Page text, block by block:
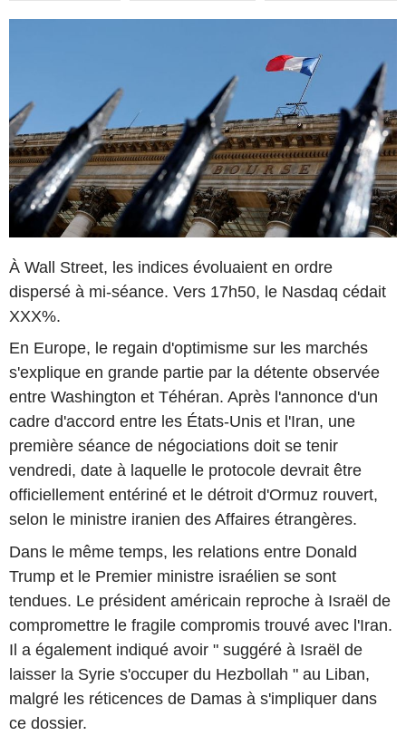
À Wall Street, les indices évoluaient en ordre
dispersé à mi-séance. Vers 17h50, le Nasdaq cédait
XXX%.
En Europe, le regain d'optimisme sur les marchés
s'explique en grande partie par la détente observée
entre Washington et Téhéran. Après l'annonce d'un
cadre d'accord entre les États-Unis et l'Iran, une
première séance de négociations doit se tenir
vendredi, date à laquelle le protocole devrait être
officiellement entériné et le détroit d'Ormuz rouvert,
selon le ministre iranien des Affaires étrangères.
Dans le même temps, les relations entre Donald
Trump et le Premier ministre israélien se sont
tendues. Le président américain reproche à Israël de
compromettre le fragile compromis trouvé avec l'Iran.
Il a également indiqué avoir " suggéré à Israël de
laisser la Syrie s'occuper du Hezbollah " au Liban,
malgré les réticences de Damas à s'impliquer dans
ce dossier.